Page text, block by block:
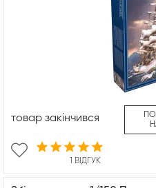
1 ВІДГУК
товар закінчився